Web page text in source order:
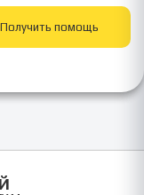
Получить помощь